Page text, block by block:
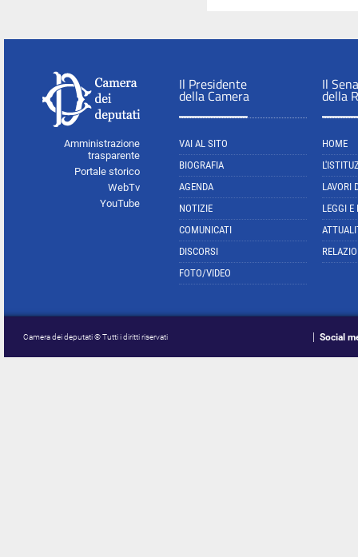
Amministrazione
trasparente
Portale storico
WebTv
YouTube
Il Presidente
della Camera
VAI AL SITO
BIOGRAFIA
AGENDA
NOTIZIE
COMUNICATI
DISCORSI
FOTO/VIDEO
Il
della
HOME
LAVORI
LEGGI E
Camera dei deputati © Tutti i diritti riservati Social